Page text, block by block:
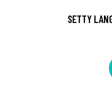
SETTY